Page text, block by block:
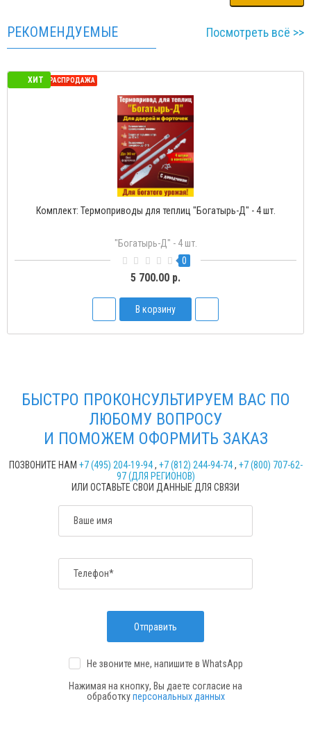
РЕКОМЕНДУЕМЫЕ Посмотреть всё >>
ХИТ
СЕЗОННАЯ РАСПРОДАЖА
Комплект: Термоприводы для теплиц "Богатырь-Д" - 4 шт.
"Богатырь-Д" - 4 шт.
0
5 700.00 р.
В корзину
БЫСТРО ПРОКОНСУЛЬТИРУЕМ ВАС ПО
ЛЮБОМУ ВОПРОСУ
И ПОМОЖЕМ ОФОРМИТЬ ЗАКАЗ
ПОЗВОНИТЕ НАМ +7 (495) 204-19-94, +7 (812) 244-94-74, +7 (800) 707-62-
97 (ДЛЯ РЕГИОНОВ)
ИЛИ ОСТАВЬТЕ СВОИ ДАННЫЕ ДЛЯ СВЯЗИ
Ваше имя
Телефон*
Отправить
Не звоните мне, напишите в WhatsApp
Нажимая на кнопку, Вы даете согласие на
обработкуперсональных данных